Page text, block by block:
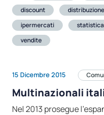
discount
distribuzione
ipermercati
vendite
15 Dicembre 2015
Multinazionali
Nel 2013 prosegue